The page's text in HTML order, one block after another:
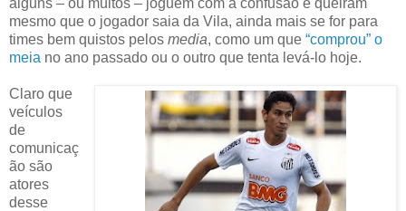
mesmo que o jogador saia da Vila, ainda mais se for para
times bem quistos pelos media, como um que “comprou” o
meia no ano passado ou o outro que tenta levá-lo hoje.
Claro que
veículos
de
comunicaç
ão são
atores
desse